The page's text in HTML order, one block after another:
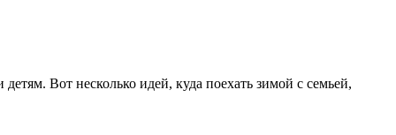
Вот несколько идей, куда поехать зимой с семьей,